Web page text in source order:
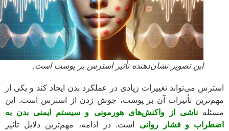
این تصویر نشان‌دهنده تأثیر استرس بر پوست است.
می‌تواند تغییرات زیادی در عملکرد بدن ایجاد کند و یکی از
تأثیرات آن بر پوست، جوش زدن از استرس است. این
ناشی از واکنش‌های هورمونی و سیستم ایمنی بدن به
و فشار روانی است. در ادامه، مهم‌ترین دلایل تأثیر